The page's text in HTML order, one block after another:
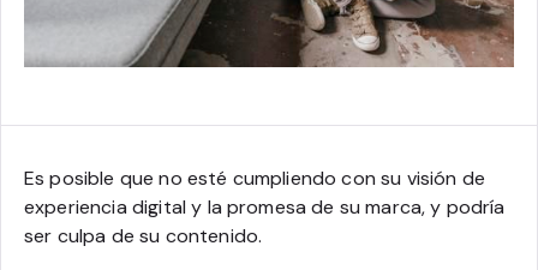
Es posible que no esté cumpliendo con su visión de
experiencia digital y la promesa de su marca, y podría
ser culpa de su contenido.